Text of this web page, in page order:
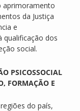
aprimoramento
da Justiça
e
qualificação dos
social.
PSICOSSOCIAL
FORMAÇÃO E
do país,